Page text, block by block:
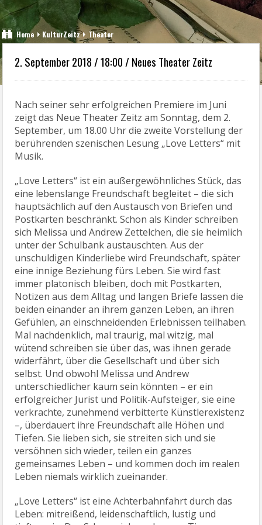
Home KulturZeitz Theater
2. September 2018 / 18:00 / Neues Theater Zeitz
Nach seiner sehr erfolgreichen Premiere im Juni
zeigt das Neue Theater Zeitz am Sonntag, dem 2.
September, um 18.00 Uhr die zweite Vorstellung der
berührenden szenischen Lesung „Love Letters“ mit
Musik.
„Love Letters“ ist ein außergewöhnliches Stück, das
eine lebenslange Freundschaft begleitet – die sich
hauptsächlich auf den Austausch von Briefen und
Postkarten beschränkt. Schon als Kinder schreiben
sich Melissa und Andrew Zettelchen, die sie heimlich
unter der Schulbank austauschten. Aus der
unschuldigen Kinderliebe wird Freundschaft, später
eine innige Beziehung fürs Leben. Sie wird fast
immer platonisch bleiben, doch mit Postkarten,
Notizen aus dem Alltag und langen Briefe lassen die
beiden einander an ihrem ganzen Leben, an ihren
Gefühlen, an einschneidenden Erlebnissen teilhaben.
Mal nachdenklich, mal traurig, mal witzig, mal
wütend schreiben sie über das, was ihnen gerade
widerfährt, über die Gesellschaft und über sich
selbst. Und obwohl Melissa und Andrew
unterschiedlicher kaum sein könnten – er ein
erfolgreicher Jurist und Politik-Aufsteiger, sie eine
verkrachte, zunehmend verbitterte Künstlerexistenz
–, überdauert ihre Freundschaft alle Höhen und
Tiefen. Sie lieben sich, sie streiten sich und sie
versöhnen sich wieder, teilen ein ganzes
gemeinsames Leben – und kommen doch im realen
Leben niemals wirklich zueinander.
„Love Letters“ ist eine Achterbahnfahrt durch das
Leben: mitreißend, leidenschaftlich, lustig und